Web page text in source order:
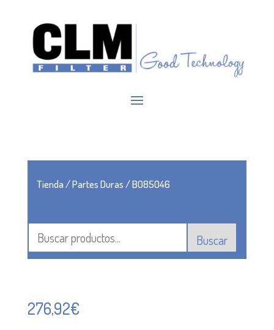
Tienda/Partes Duras/ B085046
Buscar
276,92€